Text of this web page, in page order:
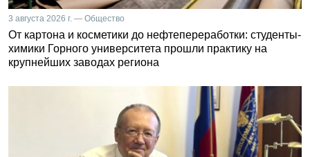
3 августа 2026 г. — Общество
От картона и косметики до нефтепереработки: студенты-
химики Горного университета прошли практику на
крупнейших заводах региона